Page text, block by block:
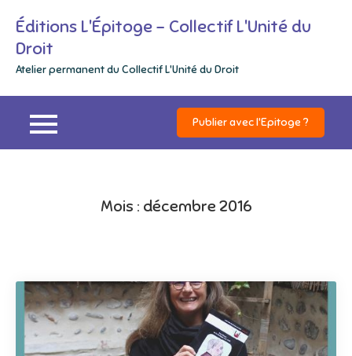
content
Éditions L'Épitoge – Collectif L'Unité du
Droit
Atelier permanent du Collectif L'Unité du Droit
Publier avec l'Epitoge ?
Mois : décembre 2016